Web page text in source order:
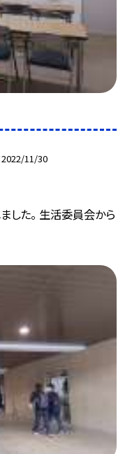
2022/11/30
た。 生活委員会から